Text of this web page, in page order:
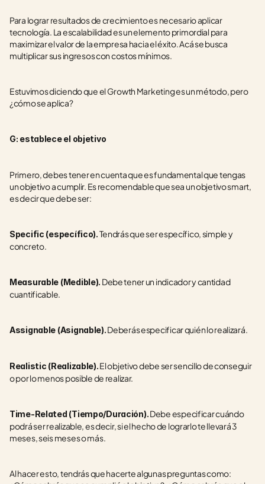
Para lograr resultados de crecimiento es necesario aplicar
tecnología. La escalabilidad es un elemento primordial para
maximizar el valor de la empresa hacia el éxito. Acá se busca
multiplicar sus ingresos con costos mínimos.
Estuvimos diciendo que el Growth Marketing es un método, pero
¿cómo se aplica?
G: establece el objetivo
Primero, debes tener en cuenta que es fundamental que tengas
un objetivo a cumplir. Es recomendable que sea un objetivo smart,
es decir que debe ser:
Specific (específico). Tendrás que ser específico, simple y
concreto.
Measurable (Medible). Debe tener un indicador y cantidad
cuantificable.
Assignable (Asignable). Deberás especificar quién lo realizará.
Realistic (Realizable). El objetivo debe ser sencillo de conseguir
o por lo menos posible de realizar.
Time-Related (Tiempo/Duración). Debe especificar cuándo
podrá ser realizable, es decir, si el hecho de lograrlo te llevará 3
meses, seis meses o más.
Al hacer esto, tendrás que hacerte algunas preguntas como: